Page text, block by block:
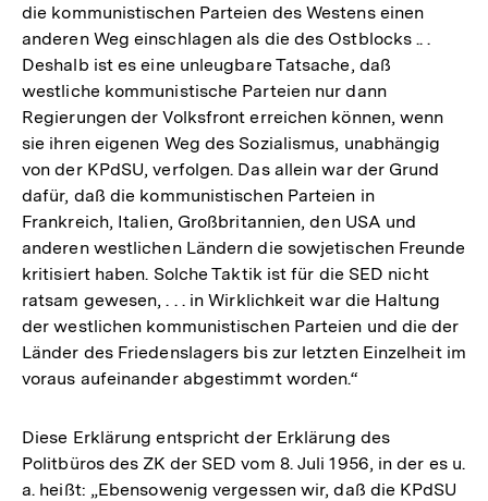
die kommunistischen Parteien des Westens einen
anderen Weg einschlagen als die des Ostblocks .. .
Deshalb ist es eine unleugbare Tatsache, daß
westliche kommunistische Parteien nur dann
Regierungen der Volksfront erreichen können, wenn
sie ihren eigenen Weg des Sozialismus, unabhängig
von der KPdSU, verfolgen. Das allein war der Grund
dafür, daß die kommunistischen Parteien in
Frankreich, Italien, Großbritannien, den USA und
anderen westlichen Ländern die sowjetischen Freunde
kritisiert haben. Solche Taktik ist für die SED nicht
ratsam gewesen, . . . in Wirklichkeit war die Haltung
der westlichen kommunistischen Parteien und die der
Länder des Friedenslagers bis zur letzten Einzelheit im
voraus aufeinander abgestimmt worden.“
Diese Erklärung entspricht der Erklärung des
Politbüros des ZK der SED vom 8. Juli 1956, in der es u.
a. heißt: „Ebensowenig vergessen wir, daß die KPdSU